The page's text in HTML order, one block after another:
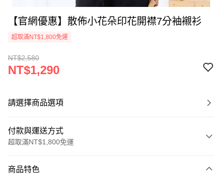
【官網優惠】散佈小花朵印花開襟7分袖襯衫
超取滿NT$1,800免運
NT$2,580
NT$1,290
請選擇商品選項
付款與運送方式
超取滿NT$1,800免運
商品特色